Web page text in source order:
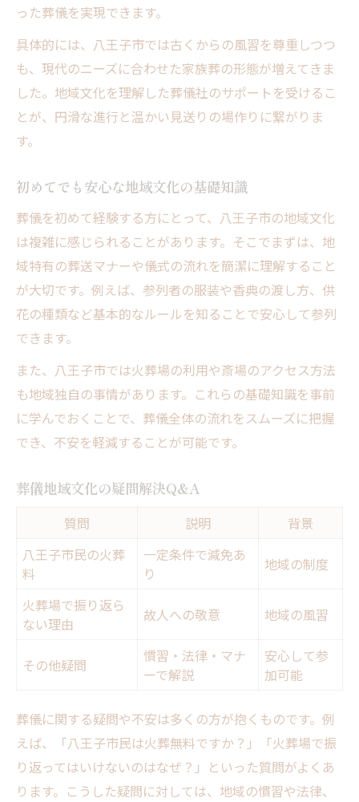
った葬儀を実現できます。
具体的には、八王子市では古くからの風習を尊重しつつ
も、現代のニーズに合わせた家族葬の形態が増えてきま
した。地域文化を理解した葬儀社のサポートを受けるこ
とが、円滑な進行と温かい見送りの場作りに繋がりま
す。
初めてでも安心な地域文化の基礎知識
葬儀を初めて経験する方にとって、八王子市の地域文化
は複雑に感じられることがあります。そこでまずは、地
域特有の葬送マナーや儀式の流れを簡潔に理解すること
が大切です。例えば、参列者の服装や香典の渡し方、供
花の種類など基本的なルールを知ることで安心して参列
できます。
また、八王子市では火葬場の利用や斎場のアクセス方法
も地域独自の事情があります。これらの基礎知識を事前
に学んでおくことで、葬儀全体の流れをスムーズに把握
でき、不安を軽減することが可能です。
葬儀地域文化の疑問解決Q&A
質問 説明
背景
八王子市民の火葬
料
一定条件で減免あ
り
地域の制度
火葬場で振り返ら
ない理由
故人への敬意 地域の風習
その他疑問
慣習・法律・マナ
ーで解説
安心して参
加可能
葬儀に関する疑問や不安は多くの方が抱くものです。例
えば、「八王子市民は火葬無料ですか？」「火葬場で振
り返ってはいけないのはなぜ？」といった質問がよくあ
ります。こうした疑問に対しては、地域の慣習や法律、